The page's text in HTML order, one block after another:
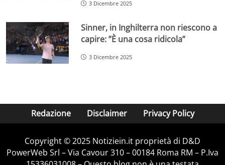
3 Dicembre 2025
Sinner, in Inghilterra non riescono a
capire: ”È una cosa ridicola”
3 Dicembre 2025
Redazione Disclaimer Privacy Policy
Copyright © 2025 Notiziein.it proprietà di D&D
PowerWeb Srl – Via Cavour 310 – 00184 Roma RM – P.Iva